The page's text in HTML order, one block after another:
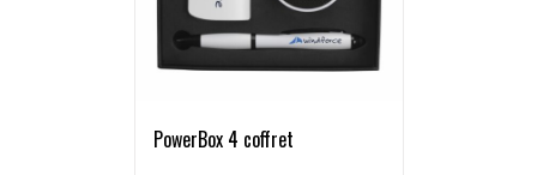
PowerBox 4 coffret